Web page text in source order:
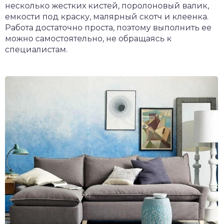
несколько жестких кистей, поролоновый валик,
емкости под краску, малярный скотч и клеенка.
Работа достаточно проста, поэтому выполнить ее
можно самостоятельно, не обращаясь к
специалистам.